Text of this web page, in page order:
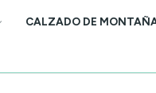
CALZADO DE